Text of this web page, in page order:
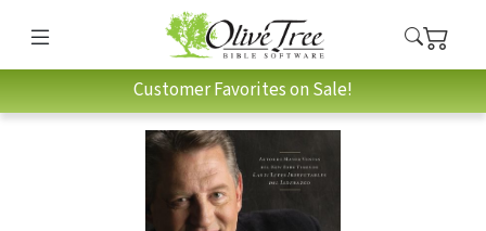
Customer Favorites on Sale!